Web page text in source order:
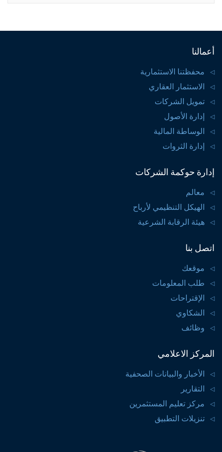
أعمالنا
محفظتنا الاستثمارية
الاستثمار العقاري
تمويل الشركات
إدارة الأصول
الوساطة المالية
إدارة الثروات
إدارة حوكمة الشركات
معالم
الهيكل التنظيمي لأرباح
هيئة الرقابة الشرعية
اتصل بنا
موقعك
طلب المعلومات
الإقتراحات
الشكاوي
وظائف
المركز الاعلامي
الأخبار والبيانات الصحفية
التقارير
مركز تعليم المستثمرين
تنزيلات التطبيق